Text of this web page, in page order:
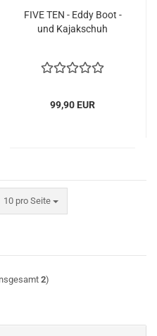
FIVE TEN - Eddy Boot -
und Kajakschuh
99,90 EUR
10 pro Seite
pro Seite
2)